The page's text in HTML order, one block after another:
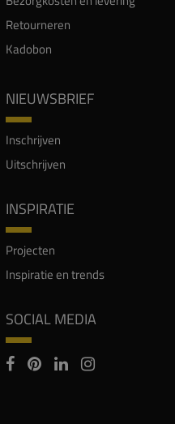
Retourneren
Kadobon
NIEUWSBRIEF
Inschrijven
Uitschrijven
INSPIRATIE
Projecten
Inspiratie en trends
SOCIAL MEDIA